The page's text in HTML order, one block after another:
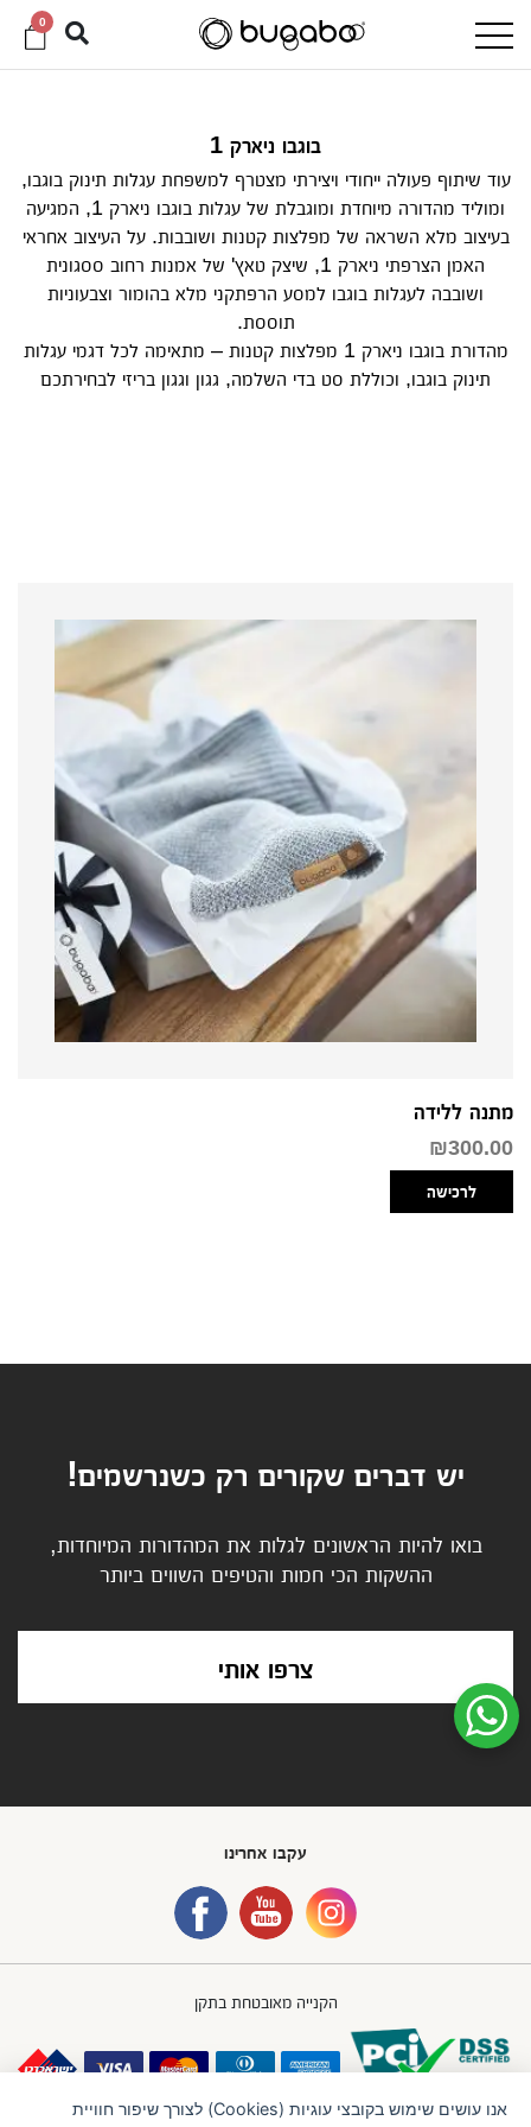
0
בוגבו ניארק 1
עוד שיתוף פעולה ייחודי ויצירתי מצטרף למשפחת עגלות תינוק בוגבו,
ומוליד מהדורה מיוחדת ומוגבלת של עגלות בוגבו ניארק 1, המגיעה
בעיצוב מלא השראה של מפלצות קטנות ושובבות. על העיצוב אחראי
האמן הצרפתי ניארק 1, שיצק טאץ' של אמנות רחוב ססגונית
ושובבה לעגלות בוגבו למסע הרפתקני מלא בהומור וצבעוניות
תוססת.
מהדורת בוגבו ניארק 1 מפלצות קטנות – מתאימה לכל דגמי עגלות
תינוק בוגבו, וכוללת סט בדי השלמה, גגון וגגון בריזי לבחירתכם
מתנה ללידה
₪300.00
לרכישה
יש דברים שקורים רק כשנרשמים!
בואו להיות הראשונים לגלות את המהדורות המיוחדות,
ההשקות הכי חמות והטיפים השווים ביותר
צרפו אותי
עקבו אחרינו
הקנייה מאובטחת בתקן
שיחת ווטסאפ עם שירות הלקוחות
אנו עושים שימוש בקובצי עוגיות (Cookies) לצורך שיפור חוויית